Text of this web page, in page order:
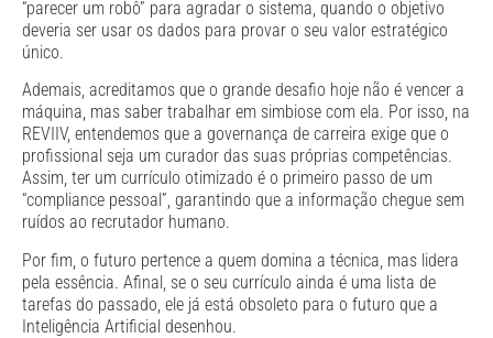
“parecer um robô” para agradar o sistema, quando o objetivo
deveria ser usar os dados para provar o seu valor estratégico
único.
Ademais, acreditamos que o grande desafio hoje não é vencer a
máquina, mas saber trabalhar em simbiose com ela. Por isso, na
REVIIV, entendemos que a governança de carreira exige que o
profissional seja um curador das suas próprias competências.
Assim, ter um currículo otimizado é o primeiro passo de um
“compliance pessoal”, garantindo que a informação chegue sem
ruídos ao recrutador humano.
Por fim, o futuro pertence a quem domina a técnica, mas lidera
pela essência. Afinal, se o seu currículo ainda é uma lista de
tarefas do passado, ele já está obsoleto para o futuro que a
Inteligência Artificial desenhou.